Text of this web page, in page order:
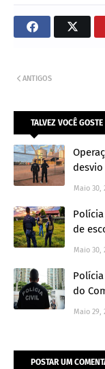
ANTIGOS
TALVEZ VOCÊ
Maio 30,
de
Maio 30,
do
Maio 29,
POSTAR UM